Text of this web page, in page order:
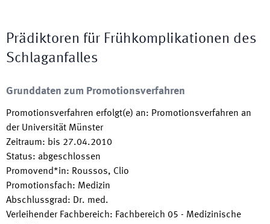
Prädiktoren für Frühkomplikationen des
Schlaganfalles
Grunddaten zum Promotionsverfahren
Promotionsverfahren erfolgt(e) an: Promotionsverfahren an
der Universität Münster
Zeitraum: bis 27.04.2010
Status: abgeschlossen
Promovend*in: Roussos, Clio
Promotionsfach: Medizin
Abschlussgrad: Dr. med.
Verleihender Fachbereich: Fachbereich 05 - Medizinische